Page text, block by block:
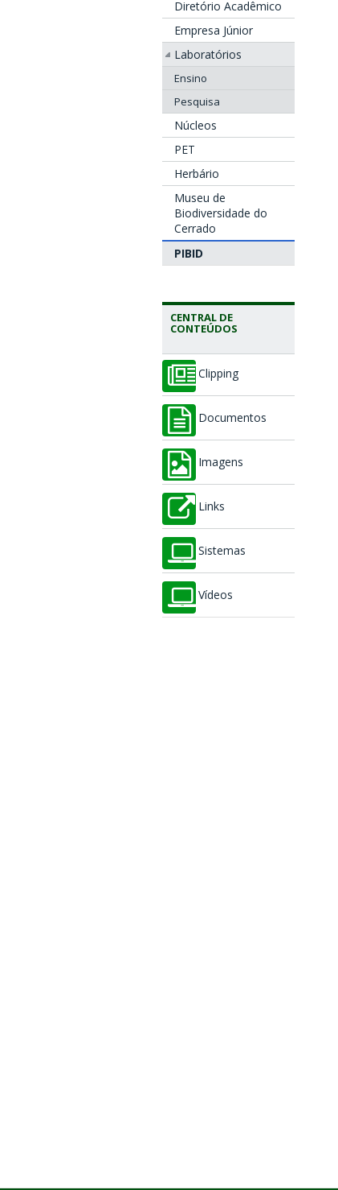
Diretório Acadêmico
Empresa Júnior
Laboratórios
Ensino
Pesquisa
Núcleos
PET
Herbário
Museu de
Biodiversidade do
Cerrado
PIBID
CENTRAL DE
CONTEÚDOS
Clipping
Documentos
Imagens
Links
Sistemas
Vídeos